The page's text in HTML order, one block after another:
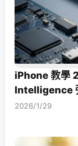
iPhone 教學
Intelligence
2026/1/29